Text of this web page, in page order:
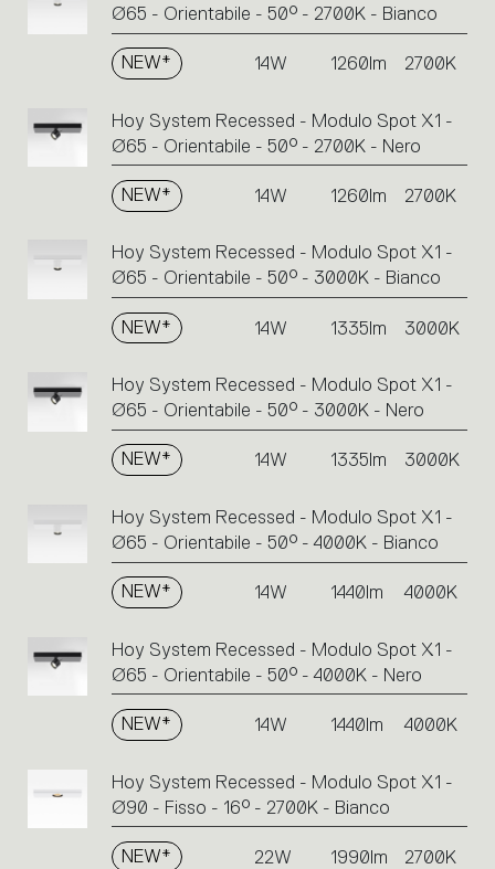
Ø65 - Orientabile - 50° - 2700K - Bianco
NEW* 14W 1260lm 2700K
Hoy System Recessed - Modulo Spot X1 -
Ø65 - Orientabile - 50° - 2700K - Nero
NEW* 14W 1260lm 2700K
Hoy System Recessed - Modulo Spot X1 -
Ø65 - Orientabile - 50° - 3000K - Bianco
NEW* 14W 1335lm 3000K
Hoy System Recessed - Modulo Spot X1 -
Ø65 - Orientabile - 50° - 3000K - Nero
NEW* 14W 1335lm 3000K
Hoy System Recessed - Modulo Spot X1 -
Ø65 - Orientabile - 50° - 4000K - Bianco
NEW* 14W 1440lm 4000K
Hoy System Recessed - Modulo Spot X1 -
Ø65 - Orientabile - 50° - 4000K - Nero
NEW* 14W 1440lm 4000K
Hoy System Recessed - Modulo Spot X1 -
Ø90 - Fisso - 16° - 2700K - Bianco
NEW* 22W 1990lm 2700K